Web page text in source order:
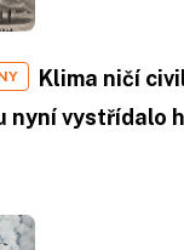
Klima ničí
nyní vystřídalo